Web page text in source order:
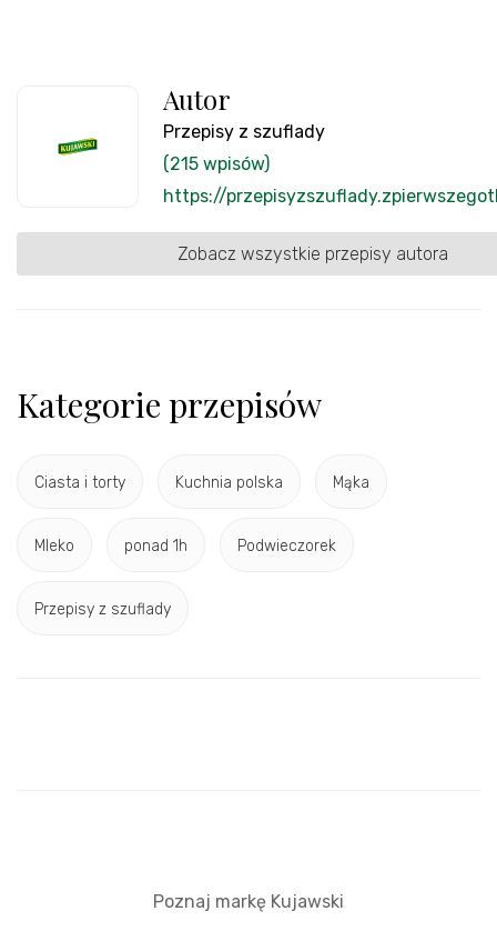
Autor
Przepisy z szuflady
(215 wpisów)
https://
Zobacz wszystkie przepisy autora
Kategorie przepisów
Ciasta i torty Kuchnia polska Mąka
Mleko ponad 1h Podwieczorek
Przepisy z szuflady
Poznaj markę Kujawski